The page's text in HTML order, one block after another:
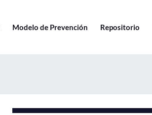
Modelo de Prevención Repositorio